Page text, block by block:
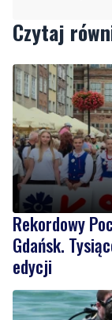
Czytaj
Rekordowy
Gdańsk.
edycji